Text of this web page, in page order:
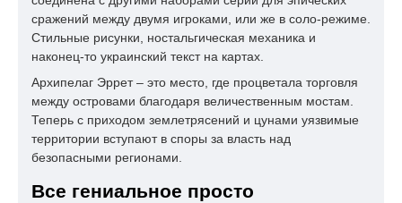
сражений между двумя игроками, или же в соло-режиме.
Стильные рисунки, ностальгическая механика и
наконец-то украинский текст на картах.
Архипелаг Эррет – это место, где процветала торговля
между островами благодаря величественным мостам.
Теперь с приходом землетрясений и цунами уязвимые
территории вступают в споры за власть над
безопасными регионами.
Все гениальное просто